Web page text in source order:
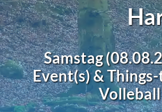
Samstag
Event(s) &